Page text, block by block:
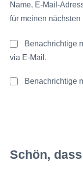
Name, E-Mail-
für meinen
Benachrichtige
via E-Mail.
Benachrichtige
Schön,